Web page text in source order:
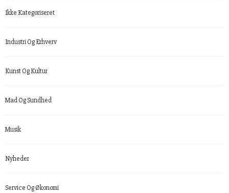
Ikke Kategoriseret
Industri Og Erhverv
Kunst Og Kultur
Mad Og Sundhed
Musik
Nyheder
Service Og Økonomi